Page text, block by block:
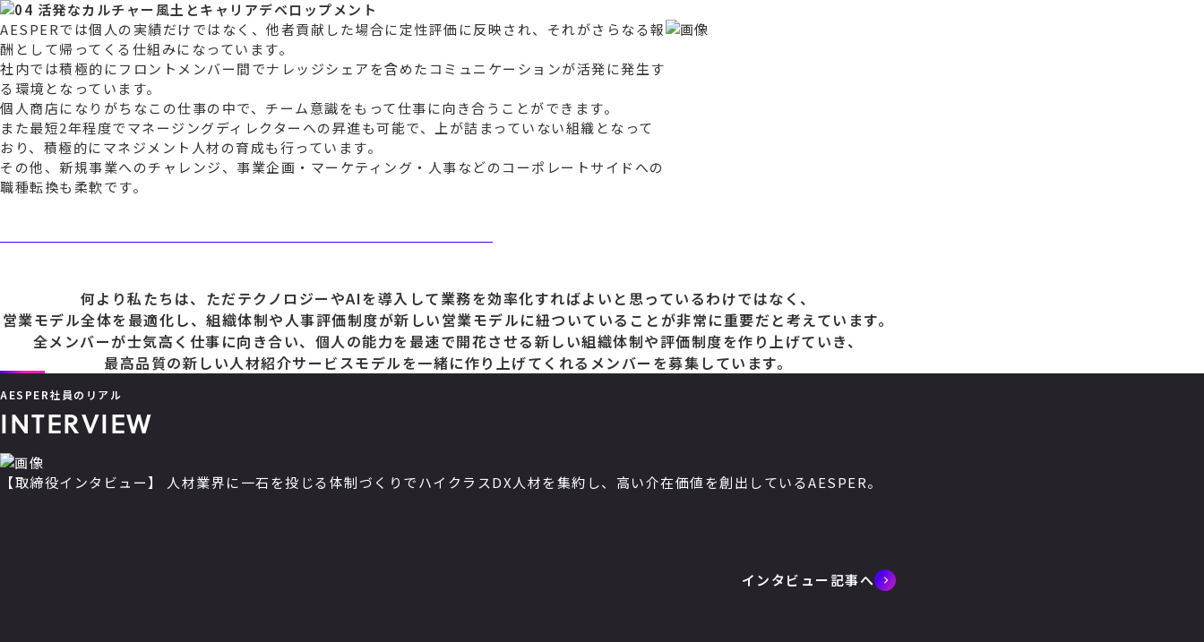
AESPERでは個人の実績だけではなく、他者貢献した場合に定性評価に反映され、それがさらなる報
酬として帰ってくる仕組みになっています。
社内では積極的にフロントメンバー間でナレッジシェアを含めたコミュニケーションが活発に発生す
る環境となっています。
個人商店になりがちなこの仕事の中で、チーム意識をもって仕事に向き合うことができます。
また最短2年程度でマネージングディレクターへの昇進も可能で、上が詰まっていない組織となって
おり、積極的にマネジメント人材の育成も行っています。
その他、新規事業へのチャレンジ、事業企画・マーケティング・人事などのコーポレートサイドへの
職種転換も柔軟です。
何より私たちは、ただテクノロジーやAIを導入して業務を効率化すればよいと思っているわけではなく、
営業モデル全体を最適化し、組織体制や人事評価制度が新しい営業モデルに紐ついていることが非常に重要だと考えています。
全メンバーが士気高く仕事に向き合い、個人の能力を最速で開花させる新しい組織体制や評価制度を作り上げていき、
最高品質の新しい人材紹介サービスモデルを一緒に作り上げてくれるメンバーを募集しています。
AESPER社員のリアル
INTERVIEW
【取締役インタビュー】 人材業界に一石を投じる体制づくりでハイクラスDX人材を集約し、高い介在価値を創出しているAESPER。
インタビュー記事へ